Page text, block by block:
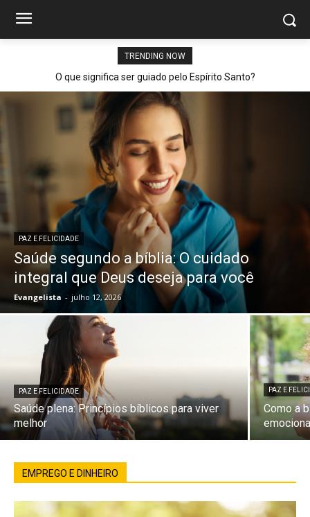
TRENDING NOW
O que significa ser guiado pelo Espírito Santo?
PAZ E FELICIDADE
Saúde segundo a bíblia: O cuidado
integral que Deus deseja para você
Evangelista - julho 12, 2026
PAZ E FELICIDADE
Saúde plena: Princípios bíblicos para viver
melhor
PAZ E
Como a
EMPREGO E DINHEIRO